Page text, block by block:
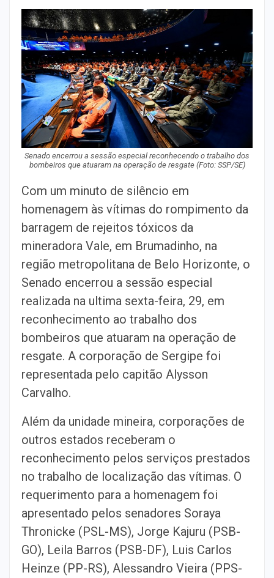
Senado encerrou a sessão especial reconhecendo o trabalho dos
bombeiros que atuaram na operação de resgate (Foto: SSP/SE)
Com um minuto de silêncio em
homenagem às vítimas do rompimento da
barragem de rejeitos tóxicos da
mineradora Vale, em Brumadinho, na
região metropolitana de Belo Horizonte, o
Senado encerrou a sessão especial
realizada na ultima sexta-feira, 29, em
reconhecimento ao trabalho dos
bombeiros que atuaram na operação de
resgate. A corporação de Sergipe foi
representada pelo capitão Alysson
Carvalho.
Além da unidade mineira, corporações de
outros estados receberam o
reconhecimento pelos serviços prestados
no trabalho de localização das vítimas. O
requerimento para a homenagem foi
apresentado pelos senadores Soraya
Thronicke (PSL-MS), Jorge Kajuru (PSB-
GO), Leila Barros (PSB-DF), Luis Carlos
Heinze (PP-RS), Alessandro Vieira (PPS-